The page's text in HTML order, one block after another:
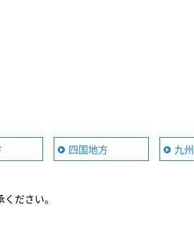
四国地方 九
ださい。